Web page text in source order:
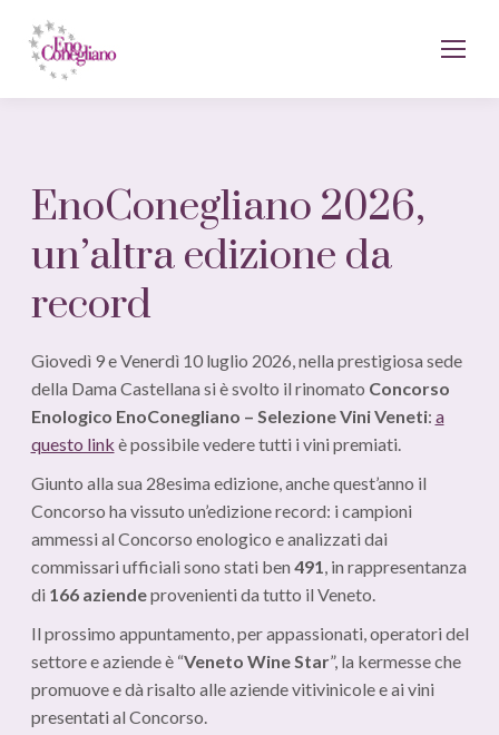
EnoConegliano 2026,
un’altra edizione da
record
Giovedì 9 e Venerdì 10 luglio 2026, nella prestigiosa sede
della Dama Castellana si è svolto il rinomato Concorso
Enologico EnoConegliano – Selezione Vini Veneti: a
questo link è possibile vedere tutti i vini premiati.
Giunto alla sua 28esima edizione, anche quest’anno il
Concorso ha vissuto un’edizione record: i campioni
ammessi al Concorso enologico e analizzati dai
commissari ufficiali sono stati ben 491, in rappresentanza
di 166 aziendeprovenienti da tutto il Veneto.
Il prossimo appuntamento, per appassionati, operatori del
settore e aziende è “Veneto Wine Star”, la kermesse che
promuove e dà risalto alle aziende vitivinicole e ai vini
presentati al Concorso.